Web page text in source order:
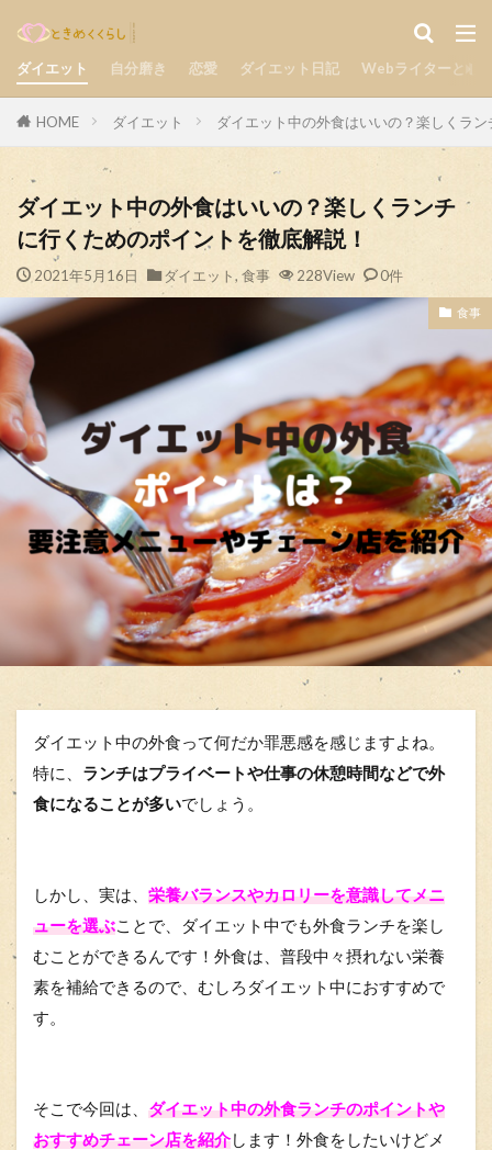
ダイエット 自分磨き 恋愛 ダイエット日記 Webライターとし
HOME ダイエット ダイエット中の外食はいいの？楽しくラ
ダイエット中の外食はいいの？楽しくランチ
に行くためのポイントを徹底解説！
2021年5月16日 ダイエット, 食事 228View 0件
食事
ダイエット中の外食って何だか罪悪感を感じますよね。
特に、 ランチはプライベートや仕事の休憩時間などで外
食になることが多いでしょう。
しかし、実は、 栄養バランスやカロリーを意識してメニ
ューを選ぶことで、ダイエット中でも外食ランチを楽し
むことができるんです！外食は、普段中々摂れない栄養
素を補給できるので、むしろダイエット中におすすめで
す。
そこで今回は、 ダイエット中の外食ランチのポイントや
おすすめチェーン店を紹介します！外食をしたいけどメ
カテゴリー